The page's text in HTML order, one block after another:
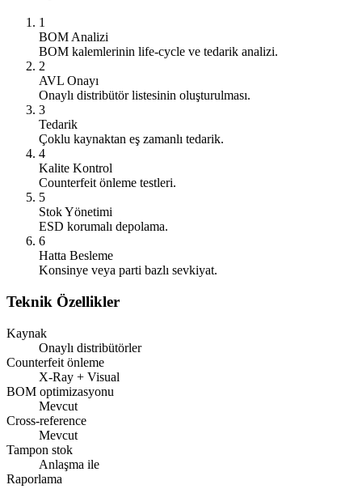
1
BOM Analizi
BOM kalemlerinin life-cycle ve tedarik analizi.
2
AVL Onayı
Onaylı distribütör listesinin oluşturulması.
3
Tedarik
Çoklu kaynaktan eş zamanlı tedarik.
4
Kalite Kontrol
Counterfeit önleme testleri.
5
Stok Yönetimi
ESD korumalı depolama.
6
Hatta Besleme
Konsinye veya parti bazlı sevkiyat.
Teknik Özellikler
Kaynak
Onaylı distribütörler
Counterfeit önleme
X-Ray + Visual
BOM optimizasyonu
Mevcut
Cross-reference
Mevcut
Tampon stok
Anlaşma ile
Raporlama